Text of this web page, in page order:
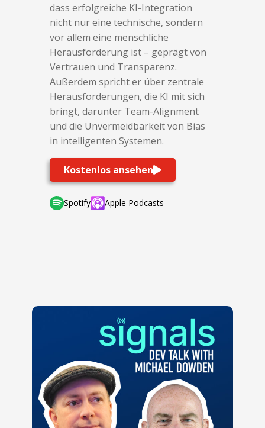
dass erfolgreiche KI-Integration
nicht nur eine technische, sondern
vor allem eine menschliche
Herausforderung ist – geprägt von
Vertrauen und Transparenz.
Außerdem spricht er über zentrale
Herausforderungen, die KI mit sich
bringt, darunter Team-Alignment
und die Unvermeidbarkeit von Bias
in intelligenten Systemen.
Kostenlos ansehen
Spotify Apple Podcasts